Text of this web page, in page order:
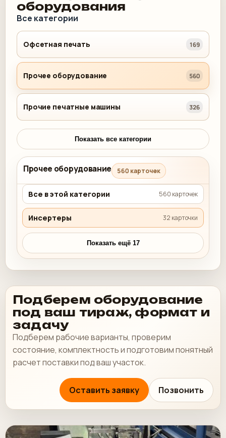
оборудования
Все категории
Офсетная печать 169
Прочее оборудование 560
Прочие печатные машины 326
Показать все категории
Прочее оборудование 560 карточек
Все в этой категории 560 карточек
Инсертеры 32 карточки
Показать ещё 17
Подберем оборудование
под ваш тираж, формат и
задачу
Подберем рабочие варианты, проверим
состояние, комплектность и подготовим понятный
расчет поставки под ваш участок.
Оставить заявку Позвонить